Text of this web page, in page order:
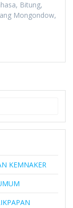
Bitung,
Mongondow,
KEMNAKER